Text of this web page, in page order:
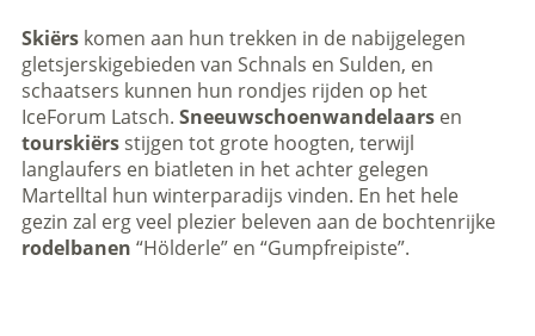
Skiërs komen aan hun trekken in de nabijgelegen
gletsjerskigebieden van Schnals en Sulden, en
schaatsers kunnen hun rondjes rijden op het
IceForum Latsch. Sneeuwschoenwandelaars en
tourskiërsstijgen tot grote hoogten, terwijl
langlaufers en biatleten in het achter gelegen
Martelltal hun winterparadijs vinden. En het hele
gezin zal erg veel plezier beleven aan de bochtenrijke
rodelbanen “Hölderle” en “Gumpfreipiste”.